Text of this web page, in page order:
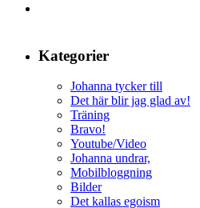
Kategorier
Johanna tycker till
Det här blir jag glad av!
Träning
Bravo!
Youtube/Video
Johanna undrar,
Mobilbloggning
Bilder
Det kallas egoism